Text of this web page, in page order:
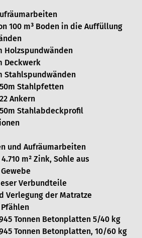
100 m³ Boden in die Auffüllung
Holzspundwänden
Deckwerk
Stahlspundwänden
Stahlpfetten
Ankern
Stahlabdeckprofil
und Aufräumarbeiten
m² Zink, Sohle aus
Verbundteile
Verlegung der Matratze
Pfählen
Tonnen Betonplatten 5/40 kg
Tonnen Betonplatten, 10/60 kg